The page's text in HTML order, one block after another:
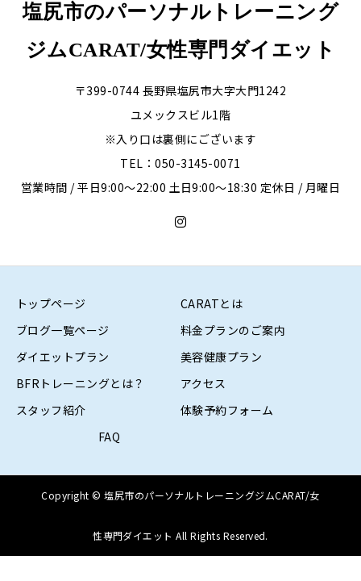
塩尻市のパーソナルトレーニング
ジムCARAT/女性専門ダイエット
〒399-0744 長野県塩尻市大字大門1242
ユメックスビル1階
※入り口は裏側にございます
TEL：050-3145-0071
営業時間 / 平日9:00〜22:00 土日9:00〜18:30 定休日 / 月曜日
トップページ
CARATとは
ブログ一覧ページ
料金プランのご案内
ダイエットプラン
美容健康プラン
BFRトレーニングとは？
アクセス
スタッフ紹介
体験予約フォーム
FAQ
Copyright © 塩尻市のパーソナルトレーニングジムCARAT/女
性専門ダイエット All Rights Reserved.